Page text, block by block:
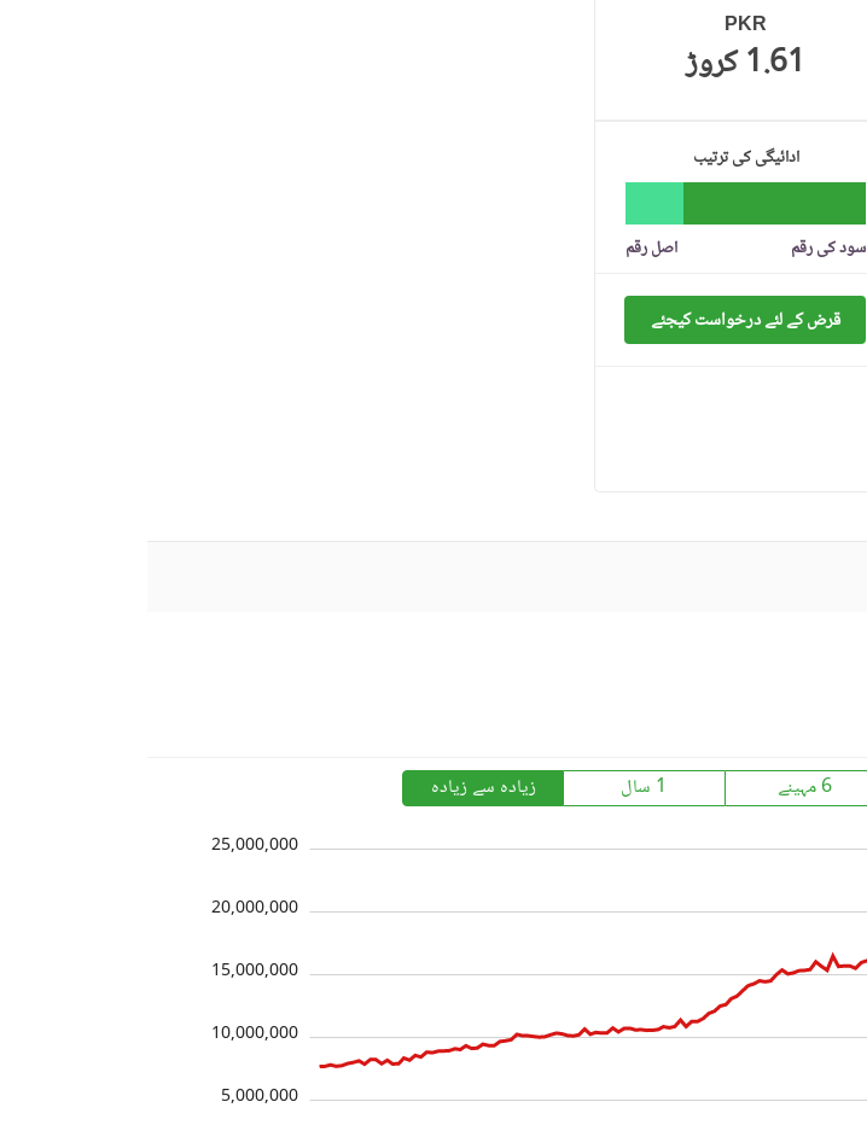
PKR
1.61 کروڑ
ادائیگی کی ترتیب
سود کی رقم اصل رقم
قرض کے لئے درخواست کیجئے
6 مہینے 1 سال زیادہ سے زیادہ
5,000,000
10,000,000
15,000,000
20,000,000
25,000,000